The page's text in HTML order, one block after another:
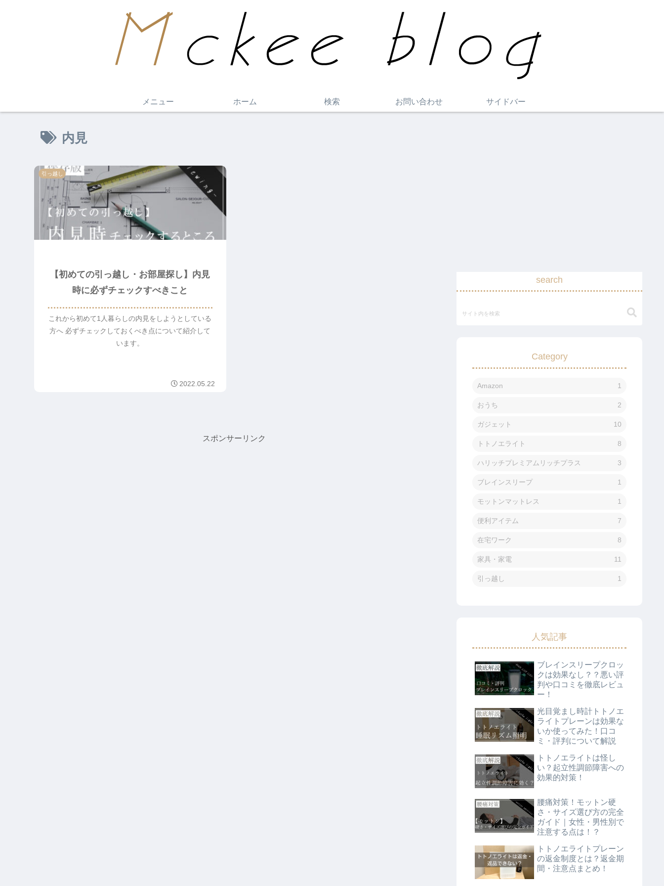
メニュー ホーム 検索 お問い合わせ サイドバー
内見
引っ越し
【初めての引っ越し・お部屋探し】内見
時に必ずチェックすべきこと
これから初めて1人暮らしの内見をしようとしている
方へ 必ずチェックしておくべき点について紹介して
います。
2022.05.22
スポンサーリンク
search
Category
Amazon 1
おうち 2
ガジェット 10
トトノエライト 8
ハリッチプレミアムリッチプラス 3
ブレインスリープ 1
モットンマットレス 1
便利アイテム 7
在宅ワーク 8
家具・家電 11
引っ越し 1
人気記事
ブレインスリープクロッ
クは効果なし？？悪い評
判や口コミを徹底レビュ
ー！
光目覚まし時計トトノエ
ライトプレーンは効果な
いか使ってみた！口コ
ミ・評判について解説
トトノエライトは怪し
い？起立性調節障害への
効果的対策！
腰痛対策！モットン硬
さ・サイズ選び方の完全
ガイド｜女性・男性別で
注意する点は！？
トトノエライトプレーン
の返金制度とは？返金期
間・注意点まとめ！